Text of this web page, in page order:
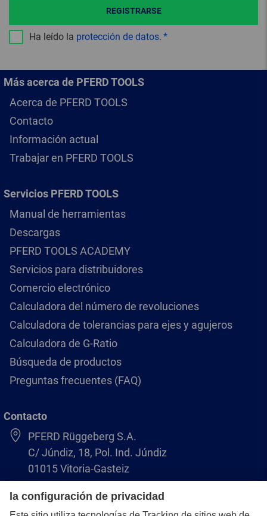
Ha leído la protección de datos.
REGISTRARSE
Más acerca de PFERD TOOLS
Acerca de PFERD TOOLS
Contacto
Información actual
Trabajar en PFERD TOOLS
Servicios PFERD TOOLS
Manual de herramientas
Descargas
PFERD TOOLS ACADEMY
Servicios para distribuidores
Comercio electrónico
Calculadora del número de revoluciones
Calculadora de tolerancias para ejes y agujeros
Calculadora de G-Ratio
Búsqueda de productos
Preguntas frecuentes (FAQ)
Contacto
PFERD Rüggeberg S.A.
C/ Júndiz, 18, Pol. Ind. Júndiz
01015 Vitoria-Gasteiz
+34 945 184 400